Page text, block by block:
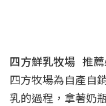
四方鮮乳牧場 推
四方牧場為自產自
乳的過程，拿著奶